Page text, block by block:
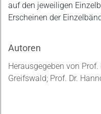
auf den jeweiligen
Erscheinen der
Autoren
Herausgegeben von Prof.
Greifswald; Prof. Dr.